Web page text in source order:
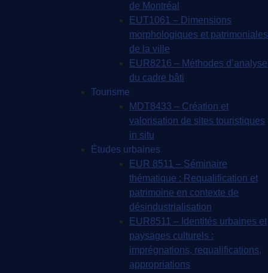
de Montréal
EUT1061 – Dimensions
morphologiques et patrimoniales
de la ville
EUR8216 – Méthodes d’analyse
du cadre bâti
Tourisme
MDT8433 – Création et
valorisation de sites touristiques
in situ
Études urbaines
EUR 8511 – Séminaire
thématique : Requalification et
patrimoine en contexte de
désindustrialisation
EUR8511 – Identités urbaines et
paysages culturels :
imprégnations, requalifications,
appropriations